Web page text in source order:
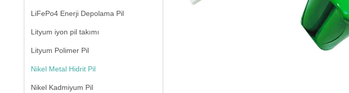
LiFePo4 Enerji Depolama Pil
Lityum iyon pil takımı
Lityum Polimer Pil
Nikel Metal Hidrit Pil
Nikel Kadmiyum Pil